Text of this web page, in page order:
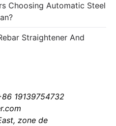
Choosing Automatic Steel
Straightener And
19139754732
zone de